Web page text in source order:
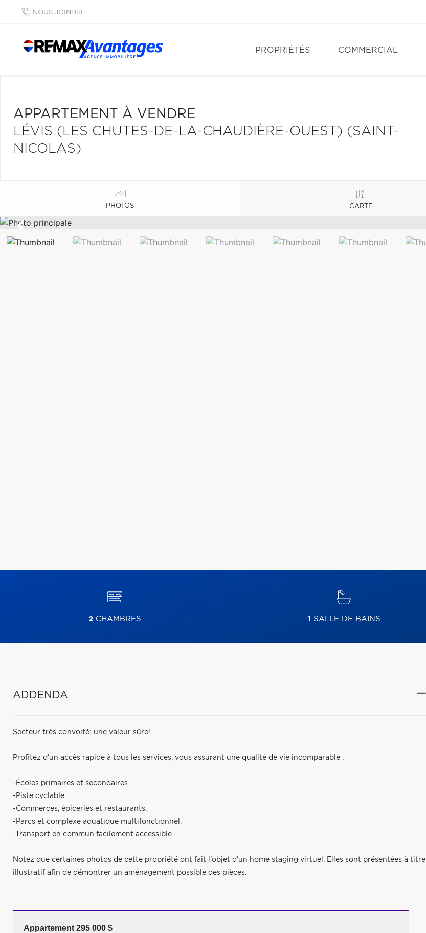
NOUS JOINDRE
PROPRIÉTÉS COMMERCIAL
APPARTEMENT À VENDRE
LÉVIS (LES CHUTES-DE-LA-CHAUDIÈRE-OUEST) (SAINT-
NICOLAS)
PHOTOS CARTE
2CHAMBRES 1 SALLE DE BAINS
ADDENDA
Secteur très convoité: une valeur sûre!
Profitez d'un accès rapide à tous les services, vous assurant une qualité de vie incomparable :
-Écoles primaires et secondaires.
-Piste cyclable.
-Commerces, épiceries et restaurants.
-Parcs et complexe aquatique multifonctionnel.
-Transport en commun facilement accessible.
Notez que certaines photos de cette propriété ont fait l'objet d'un home staging virtuel. Elles sont présentées à titre
illustratif afin de démontrer un aménagement possible des pièces.
Appartement 295 000 $